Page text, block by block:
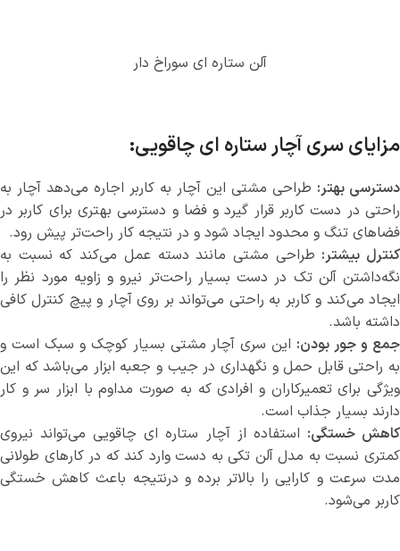
آلن ستاره ای سوراخ دار
مزایای سری آچار ستاره ای چاقویی:
دسترسی بهتر: طراحی مشتی این آچار به کاربر اجاره می‌دهد آچار به
راحتی در دست کاربر قرار گیرد و فضا و دسترسی بهتری برای کاربر در
فضاهای تنگ و محدود ایجاد شود و در نتیجه کار راحت‌تر پیش رود.
کنترل بیشتر: طراحی مشتی مانند دسته عمل می‌کند که نسبت به
نگه‌داشتن آلن تک در دست بسیار راحت‌تر نیرو و زاویه مورد نظر را
ایجاد می‌کند و کاربر به راحتی می‌تواند بر روی آچار و پیچ کنترل کافی
داشته باشد.
جمع و جور بودن: این سری آچار مشتی بسیار کوچک و سبک است و
به راحتی قابل حمل و نگهداری در جیب و جعبه ابزار می‌باشد که این
ویژگی برای تعمیرکاران و افرادی که به صورت مداوم با ابزار سر و کار
دارند بسیار جذاب است.
کاهش خستگی: استفاده از آچار ستاره ای چاقویی می‌تواند نیروی
کمتری نسبت به مدل آلن تکی به دست وارد کند که در کارهای طولانی
مدت سرعت و کارایی را بالاتر برده و درنتیجه باعث کاهش خستگی
کاربر می‌شود.